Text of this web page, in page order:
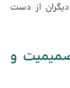
از دست
صمیمیت و